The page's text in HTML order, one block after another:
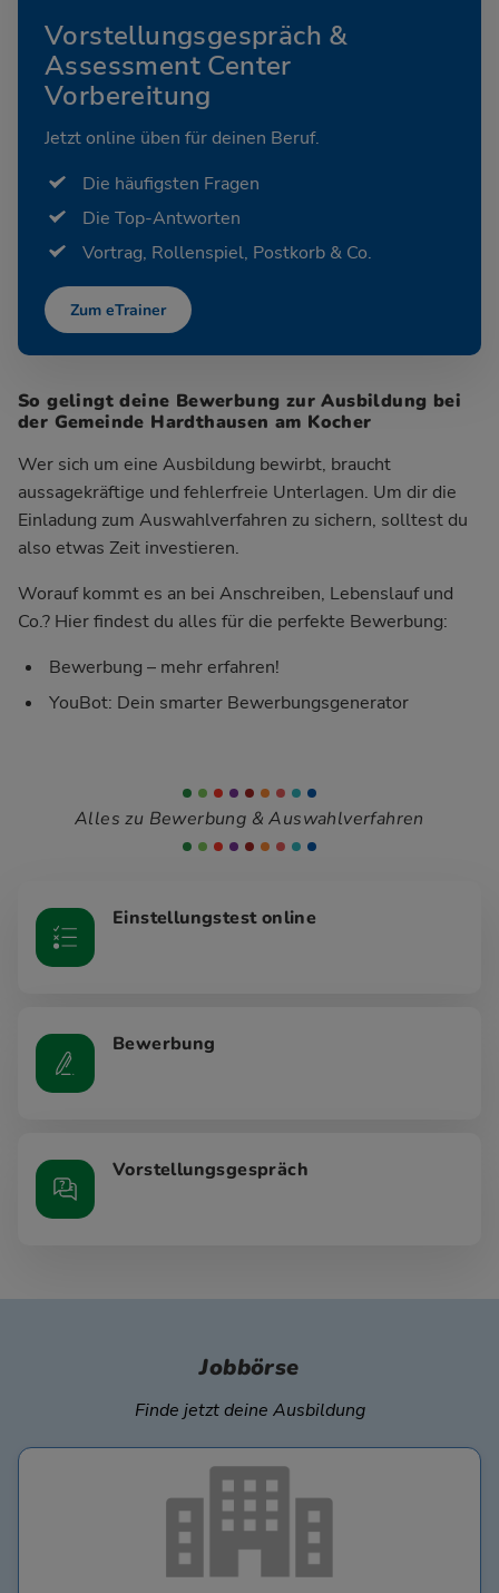
Vorstellungsgespräch &
Assessment Center
Vorbereitung
Jetzt online üben für deinen Beruf.
Die häufigsten Fragen
Die Top-Antworten
Vortrag, Rollenspiel, Postkorb & Co.
Zum eTrainer
So gelingt deine Bewerbung zur Ausbildung bei
der Gemeinde Hardthausen am Kocher
Wer sich um eine Ausbildung bewirbt, braucht
aussagekräftige und fehlerfreie Unterlagen. Um dir die
Einladung zum Auswahlverfahren zu sichern, solltest du
also etwas Zeit investieren.
Worauf kommt es an bei Anschreiben, Lebenslauf und
Co.? Hier findest du alles für die perfekte Bewerbung:
Bewerbung – mehr erfahren!
YouBot: Dein smarter Bewerbungsgenerator
Alles zu Bewerbung & Auswahlverfahren
Einstellungstest online
Bewerbung
Vorstellungsgespräch
Jobbörse
Finde jetzt deine Ausbildung